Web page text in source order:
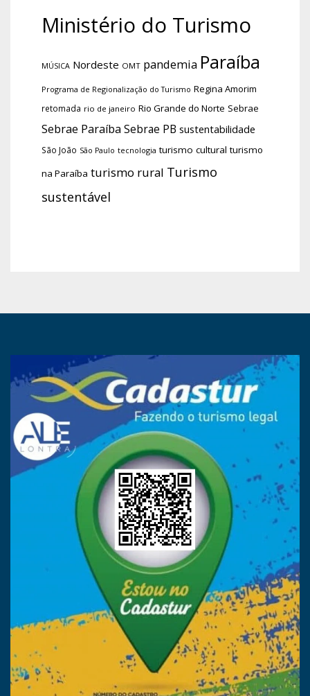
Ministério do Turismo
MÚSICA Nordeste OMT pandemia Paraíba
Programa de Regionalização do Turismo Regina Amorim
retomada rio de janeiro Rio Grande do Norte Sebrae
Sebrae Paraíba Sebrae PB sustentabilidade
São João São Paulo tecnologia turismo cultural turismo
na Paraíba turismo rural Turismo
sustentável